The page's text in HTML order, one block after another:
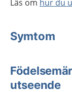
Läs om hur du
Symtom
utseende